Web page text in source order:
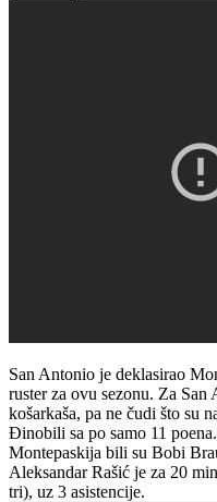
San Antonio je deklasirao
ruster za ovu sezonu. Za
košarkaša, pa ne čudi što su
Đinobili sa po samo 11
Montepaskija bili su Bobi
Aleksandar Rašić je za 20
tri), uz 3 asistencije.